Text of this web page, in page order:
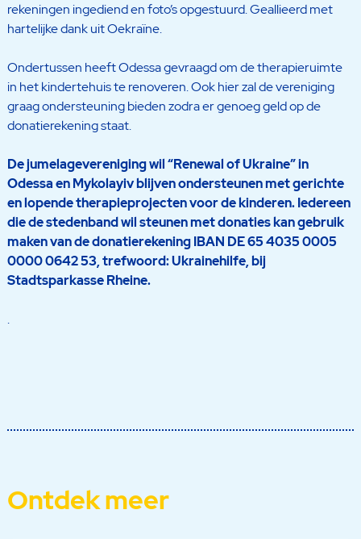
rekeningen ingediend en foto’s opgestuurd. Geallieerd met
hartelijke dank uit Oekraïne.
Ondertussen heeft Odessa gevraagd om de therapieruimte
in het kindertehuis te renoveren. Ook hier zal de vereniging
graag ondersteuning bieden zodra er genoeg geld op de
donatierekening staat.
De jumelagevereniging wil “Renewal of Ukraine” in
Odessa en Mykolayiv blijven ondersteunen met gerichte
en lopende therapieprojecten voor de kinderen. Iedereen
die de stedenband wil steunen met donaties kan gebruik
maken van de donatierekening IBAN DE 65 4035 0005
0000 0642 53, trefwoord: Ukrainehilfe, bij
Stadtsparkasse Rheine.
.
Ontdek meer